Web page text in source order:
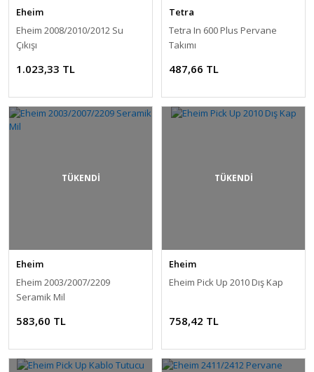
Eheim
Eheim 2008/2010/2012 Su
Çıkışı
1.023,33 TL
Tetra
Tetra In 600 Plus Pervane
Takımı
487,66 TL
TÜKENDİ
Eheim
Eheim 2003/2007/2209
Seramik Mil
583,60 TL
TÜKENDİ
Eheim
Eheim Pick Up 2010 Dış Kap
758,42 TL